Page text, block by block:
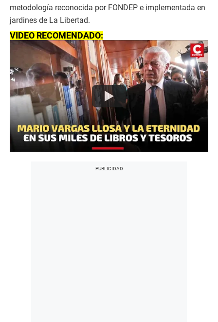
metodología reconocida por FONDEP e implementada en
jardines de La Libertad.
VIDEO RECOMENDADO: